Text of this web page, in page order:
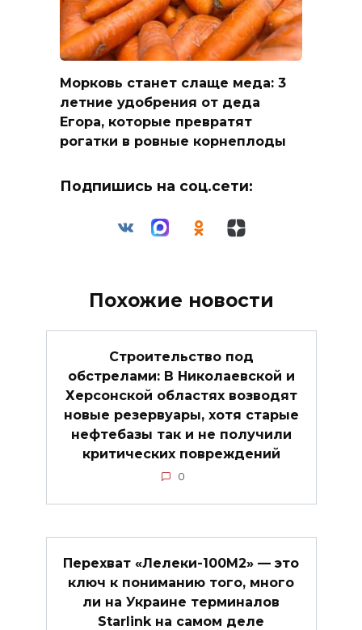
Морковь станет слаще меда: 3
летние удобрения от деда
Егора, которые превратят
рогатки в ровные корнеплоды
Подпишись на соц.сети:
Похожие новости
Строительство под
обстрелами: В Николаевской и
Херсонской областях возводят
новые резервуары, хотя старые
нефтебазы так и не получили
критических повреждений
0
Перехват «Лелеки-100М2» — это
ключ к пониманию того, много
ли на Украине терминалов
Starlink на самом деле